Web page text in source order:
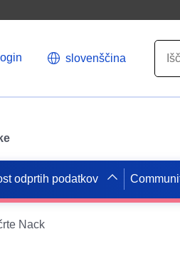
slovenščina
odprtih podatkov
Nack